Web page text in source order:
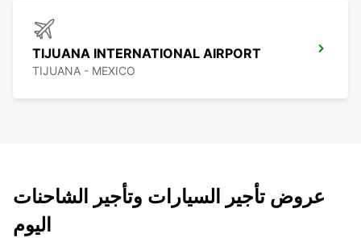
TIJUANA INTERNATIONAL AIRPORT
TIJUANA - MEXICO
عروض تأجير السيارات وتأجير الشاحنات
اليوم